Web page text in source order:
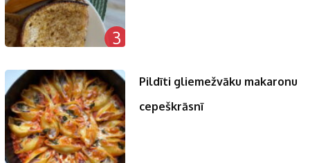
3
Pildīti gliemežvāku makaronu
cepeškrāsnī